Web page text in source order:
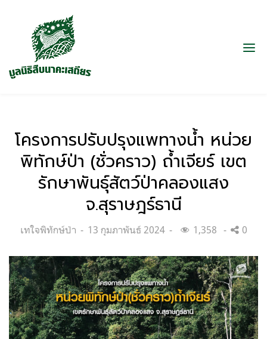
โครงการปรับปรุงแพทางน้ำ หน่วย
พิทักษ์ป่า (ชั่วคราว) ถ้ำเจียร์ เขต
รักษาพันธุ์สัตว์ป่าคลองแสง
จ.สุราษฎร์ธานี
Categories:
เทใจพิทักษ์ป่า
Posted
13 กุมภาพันธ์ 2024 1,358 0